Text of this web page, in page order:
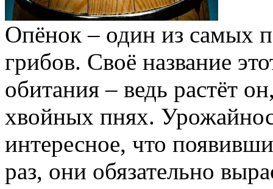
Опёнок – один из самых
грибов. Своё название
обитания – ведь растёт
хвойных пнях.
интересное, что
раз, они обязательно